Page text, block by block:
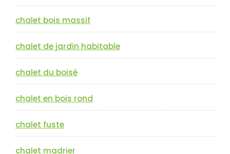
chalet bois massif
chalet de jardin habitable
chalet du boisé
chalet en bois rond
chalet fuste
chalet madrier